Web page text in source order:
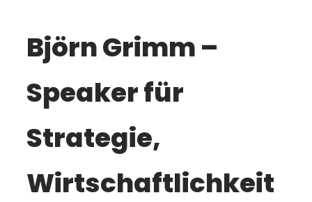
Björn Grimm –
Speaker für
Strategie,
Wirtschaftlichkeit